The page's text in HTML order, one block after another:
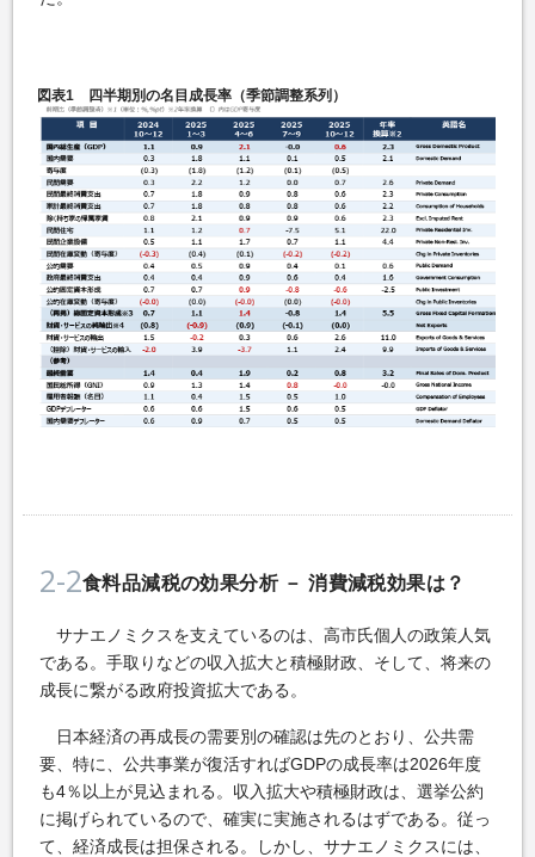
図表1 四半期別の名目成長率（季節調整系列）
2-2食料品減税の効果分析 － 消費減税効果は？
サナエノミクスを支えているのは、高市氏個人の政策人気
である。手取りなどの収入拡大と積極財政、そして、将来の
成長に繋がる政府投資拡大である。
日本経済の再成長の需要別の確認は先のとおり、公共需
要、特に、公共事業が復活すればGDPの成長率は2026年度
も4％以上が見込まれる。収入拡大や積極財政は、選挙公約
に掲げられているので、確実に実施されるはずである。従っ
て、経済成長は担保される。しかし、サナエノミクスには、